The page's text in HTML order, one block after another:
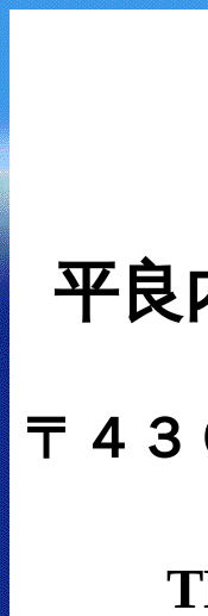
平良
〒４